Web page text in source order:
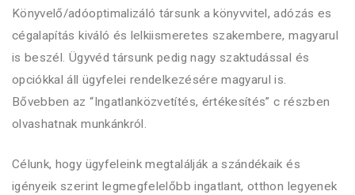
Könyvelő/adóoptimalizáló társunk a könyvvitel, adózás es
cégalapítás kiváló és lelkiismeretes szakembere, magyarul
is beszél. Ügyvéd társunk pedig nagy szaktudással és
opciókkal áll ügyfelei rendelkezésére magyarul is.
Bővebben az “Ingatlanközvetítés, értékesítés” c részben
olvashatnak munkánkról.
Célunk, hogy ügyfeleink megtalálják a szándékaik és
igényeik szerint legmegfelelőbb ingatlant, otthon legyenek